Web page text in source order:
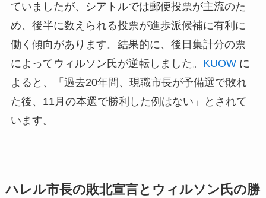
ていましたが、シアトルでは郵便投票が主流のた
め、後半に数えられる投票が進歩派候補に有利に
働く傾向があります。結果的に、後日集計分の票
によってウィルソン氏が逆転しました。 KUOWに
よると、「過去20年間、現職市長が予備選で敗れ
た後、11月の本選で勝利した例はない」とされて
います。
ハレル市長の敗北宣言とウィルソン氏の勝